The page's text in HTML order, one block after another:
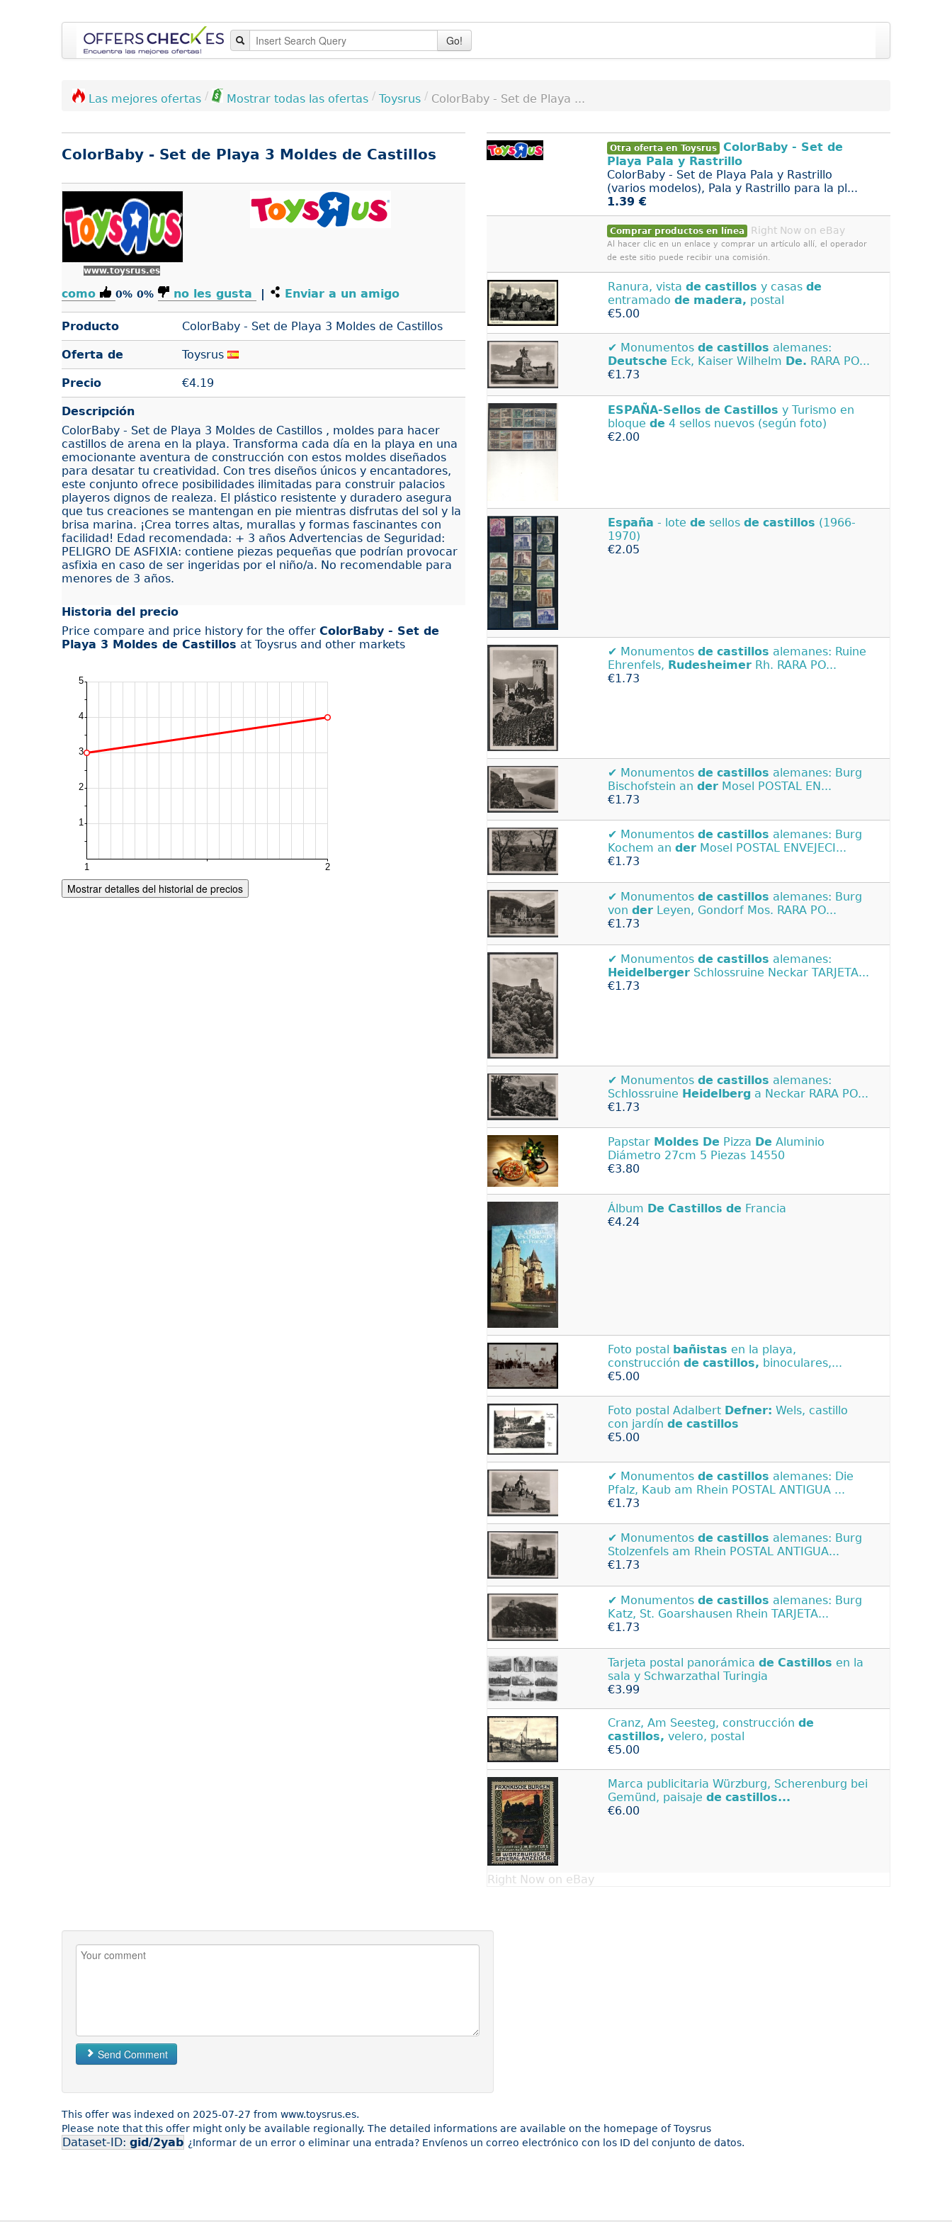
Go!
Las mejores ofertas / Mostrar todas las ofertas / Toysrus / ColorBaby - Set de Playa ...
ColorBaby - Set de Playa 3 Moldes de Castillos
www.toysrus.es
como 0% 0% no les gusta | Enviar a un amigo
Producto ColorBaby - Set de Playa 3 Moldes de Castillos
Oferta de Toysrus
Precio €4.19
Descripción
ColorBaby - Set de Playa 3 Moldes de Castillos , moldes para hacer
castillos de arena en la playa. Transforma cada día en la playa en una
emocionante aventura de construcción con estos moldes diseñados
para desatar tu creatividad. Con tres diseños únicos y encantadores,
este conjunto ofrece posibilidades ilimitadas para construir palacios
playeros dignos de realeza. El plástico resistente y duradero asegura
que tus creaciones se mantengan en pie mientras disfrutas del sol y la
brisa marina. ¡Crea torres altas, murallas y formas fascinantes con
facilidad! Edad recomendada: + 3 años Advertencias de Seguridad:
PELIGRO DE ASFIXIA: contiene piezas pequeñas que podrían provocar
asfixia en caso de ser ingeridas por el niño/a. No recomendable para
menores de 3 años.
Historia del precio
Price compare and price history for the offer ColorBaby - Set de
Playa 3 Moldes de Castillos at Toysrus and other markets
Mostrar detalles del historial de precios
Otra oferta en Toysrus
ColorBaby - Set de
Playa Pala y Rastrillo
ColorBaby - Set de Playa Pala y Rastrillo
(varios modelos), Pala y Rastrillo para la pl...
1.39 €
Comprar productos en línea Right Now on eBay
Al hacer clic en un enlace y comprar un artículo allí, el operador
de este sitio puede recibir una comisión.
Ranura, vista de castillos y casas de
entramado de madera, postal
€5.00
✔️ Monumentos de castillos alemanes:
Deutsche Eck, Kaiser Wilhelm De. RARA PO...
€1.73
ESPAÑA-Sellos de Castillos y Turismo en
bloque de 4 sellos nuevos (según foto)
€2.00
España - lote de sellos de castillos (1966-
1970)
€2.05
✔️ Monumentos de castillos alemanes: Ruine
Ehrenfels, Rudesheimer Rh. RARA PO...
€1.73
✔️ Monumentos de castillos alemanes: Burg
Bischofstein an der Mosel POSTAL EN...
€1.73
✔️ Monumentos de castillos alemanes: Burg
Kochem an der Mosel POSTAL ENVEJECI...
€1.73
✔️ Monumentos de castillos alemanes: Burg
von der Leyen, Gondorf Mos. RARA PO...
€1.73
✔️ Monumentos de castillos alemanes:
Heidelberger Schlossruine Neckar TARJETA...
€1.73
✔️ Monumentos de castillos alemanes:
Schlossruine Heidelberg a Neckar RARA PO...
€1.73
Papstar Moldes De Pizza De Aluminio
Diámetro 27cm 5 Piezas 14550
€3.80
Álbum De Castillos de Francia
€4.24
Foto postal bañistas en la playa,
construcción de castillos, binoculares,...
€5.00
Foto postal Adalbert Defner: Wels, castillo
con jardín de castillos
€5.00
✔️ Monumentos de castillos alemanes: Die
Pfalz, Kaub am Rhein POSTAL ANTIGUA ...
€1.73
✔️ Monumentos de castillos alemanes: Burg
Stolzenfels am Rhein POSTAL ANTIGUA...
€1.73
✔️ Monumentos de castillos alemanes: Burg
Katz, St. Goarshausen Rhein TARJETA...
€1.73
Tarjeta postal panorámica de Castillos en la
sala y Schwarzathal Turingia
€3.99
Cranz, Am Seesteg, construcción de
castillos, velero, postal
€5.00
Marca publicitaria Würzburg, Scherenburg bei
Gemünd, paisaje de castillos...
€6.00
Right Now on eBay
Send Comment
This offer was indexed on 2025-07-27 from www.toysrus.es.
Please note that this offer might only be available regionally. The detailed informations are available on the homepage of Toysrus
Dataset-ID: gid/2yab ¿Informar de un error o eliminar una entrada? Envíenos un correo electrónico con los ID del conjunto de datos.